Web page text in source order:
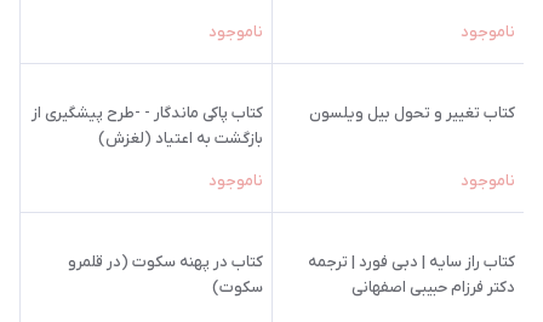
ناموجود
ناموجود
کتاب تغییر و تحول بیل ویلسون
ناموجود
کتاب پاکی ماندگار - -طرح پیشگیری از
بازگشت به اعتیاد (لغزش)
ناموجود
کتاب راز سایه | دبی فورد | ترجمه
دکتر فرزام حبیبی اصفهانی
کتاب در پهنه سکوت (در قلمرو
سکوت)